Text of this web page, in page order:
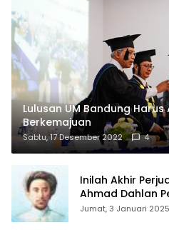
Lulusan UM Bandung
Berkemajuan
Sabtu, 17 Desember 2022 4
Inilah Akhir
Ahmad Dahlan
Jumat, 3 Januari 2025